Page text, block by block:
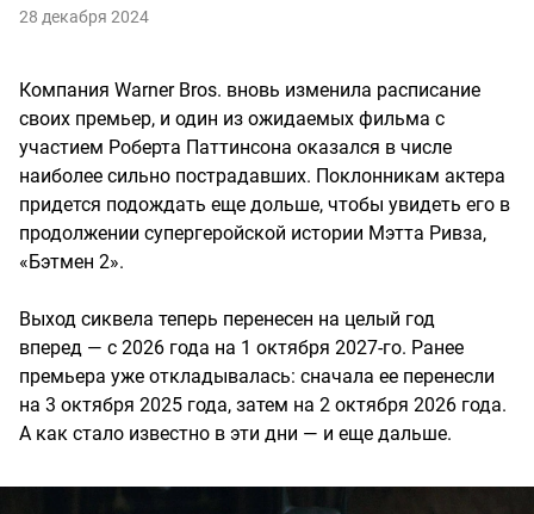
28 декабря 2024
Компания Warner Bros. вновь изменила расписание
своих премьер, и один из ожидаемых фильма с
участием Роберта Паттинсона оказался в числе
наиболее сильно пострадавших. Поклонникам актера
придется подождать еще дольше, чтобы увидеть его в
продолжении супергеройской истории Мэтта Ривза,
«Бэтмен 2».
Выход сиквела теперь перенесен на целый год
вперед — с 2026 года на 1 октября 2027-го. Ранее
премьера уже откладывалась: сначала ее перенесли
на 3 октября 2025 года, затем на 2 октября 2026 года.
А как стало известно в эти дни — и еще дальше.